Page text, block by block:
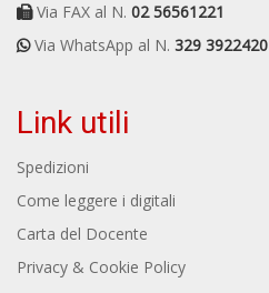
Via FAX al N. 02 56561221
Via WhatsApp al N. 329 3922420
Link utili
Spedizioni
Come leggere i digitali
Carta del Docente
Privacy & Cookie Policy